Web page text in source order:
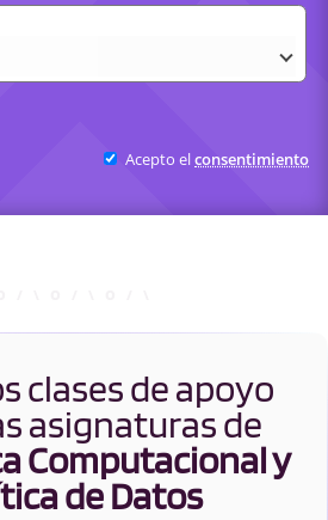
Acepto elconsentimiento
clases de apoyo
asignaturas de
Computacional y
de Datos